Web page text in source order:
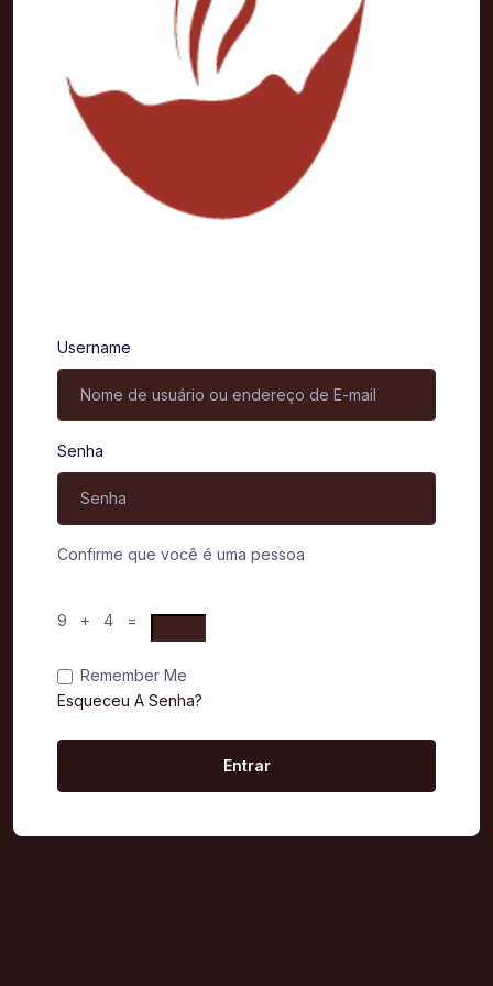
Username
Senha
Confirme que você é uma pessoa
9 + 4 =
Remember Me
Esqueceu A Senha?
Entrar